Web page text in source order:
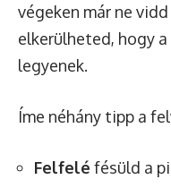
végeken már ne
elkerülheted, hogy
legyenek.
Íme néhány tipp a
Felfelé fésüld a